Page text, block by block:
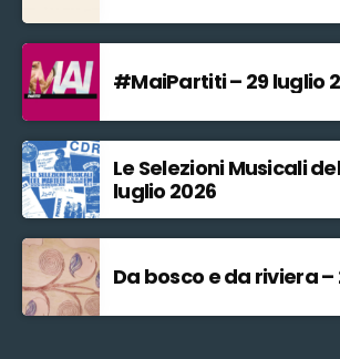
#MaiPartiti – 29 luglio
Le Selezioni Musicali
luglio 2026
Da bosco e da riviera –